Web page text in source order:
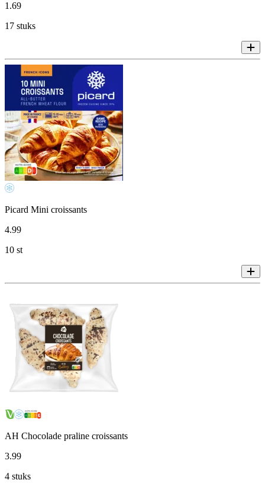
1.69
17 stuks
Picard Mini croissants
4.99
10 st
AH Chocolade praline croissants
3.99
4 stuks